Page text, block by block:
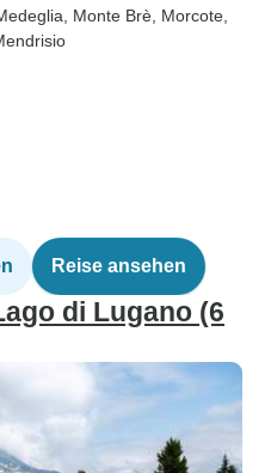
, Monte Brè , Morcote
Reise ansehen
di Lugano (6